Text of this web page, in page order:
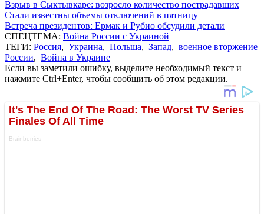
Взрыв в Сыктывкаре: возросло количество пострадавших
Стали известны объемы отключений в пятницу
Встреча президентов: Ермак и Рубио обсудили детали
СПЕЦТЕМА: Война России с Украиной
ТЕГИ: Россия, Украина, Польша, Запад, военное вторжение
России, Война в Украине
Если вы заметили ошибку, выделите необходимый текст и
нажмите Ctrl+Enter, чтобы сообщить об этом редакции.